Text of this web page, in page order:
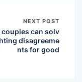
NEXT POST
couples can solv
disagreeme
nts for good